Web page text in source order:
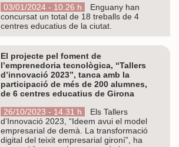
03/01/2024 - 10.26 h
Enguany han
concursat un total de 18 treballs de 4
centres educatius de la ciutat.
El projecte pel foment de
l’emprenedoria tecnològica, “Tallers
d’innovació 2023”, tanca amb la
participació de més de 200 alumnes,
de 6 centres educatius de Girona
26/10/2023 - 14.31 h
Els Tallers
d’Innovació 2023, “Ideem avui el model
empresarial de demà. La transformació
digital del teixit empresarial gironí”, ha